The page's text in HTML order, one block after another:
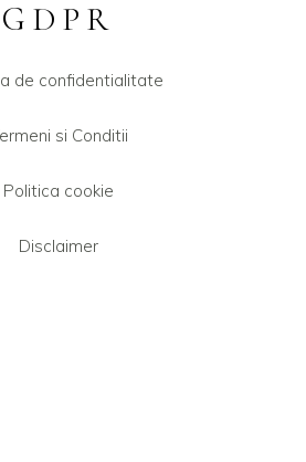
GDPR
de confidentialitate
si Conditii
Politica cookie
Disclaimer